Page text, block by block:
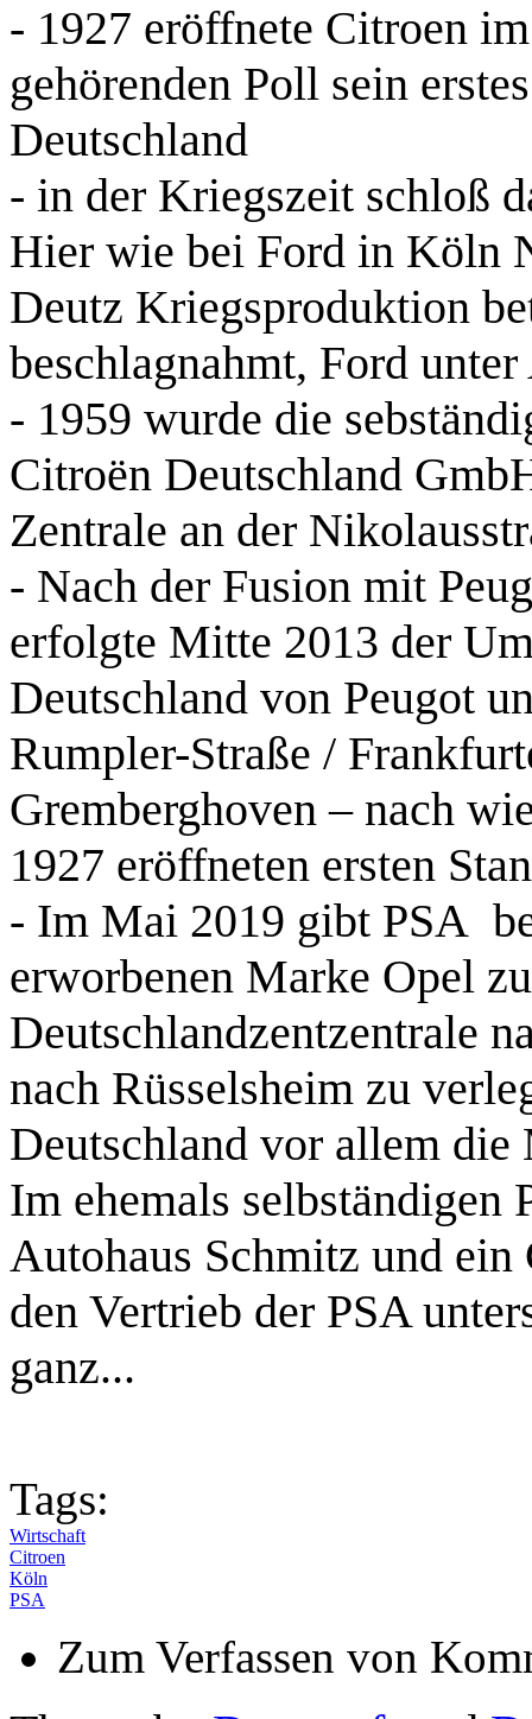
- 1927 eröffnete Citroen
gehörenden Poll sein
Deutschland
- in der Kriegszeit schloß
Hier wie bei Ford in Köln
Deutz Kriegsproduktion
beschlagnahmt, Ford
- 1959 wurde die
Citroën Deutschland
Zentrale an der
- Nach der Fusion mit
erfolgte Mitte 2013 der
Deutschland von Peugot
Rumpler-Straße /
Gremberghoven – nach
1927 eröffneten ersten
- Im Mai 2019 gibt PSA
erworbenen Marke Opel
Deutschlandzentzentrale
nach Rüsselsheim zu
Deutschland vor allem die
Im ehemals selbständigen
Autohaus Schmitz und ein
den Vertrieb der PSA
ganz...
Tags:
Wirtschaft
Citroen
Köln
PSA
Zum Verfassen von